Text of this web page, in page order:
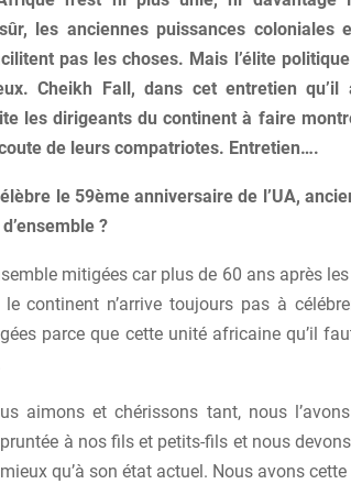
les anciennes puissances coloniales
pas les choses. Mais l’élite
Cheikh Fall, dans cet entretien qu’il
les dirigeants du continent à faire
de leurs compatriotes. Entretien….
le 59ème anniversaire de l’UA,
?
mitigées car plus de 60 ans après
le continent n’arrive toujours pas à
parce que cette unité africaine qu’il
aimons et chérissons tant, nous
à nos fils et petits-fils et nous
qu’à son état actuel. Nous avons